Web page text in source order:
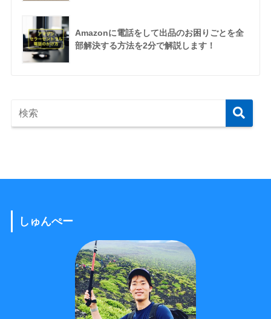
Amazonに電話をして出品のお困りごとを全
部解決する方法を2分で解説します！
しゅんぺー